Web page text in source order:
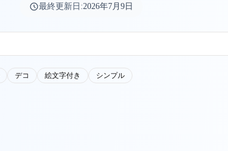
最終更新日:2026年7月9日
デコ 絵文字付き シンプル